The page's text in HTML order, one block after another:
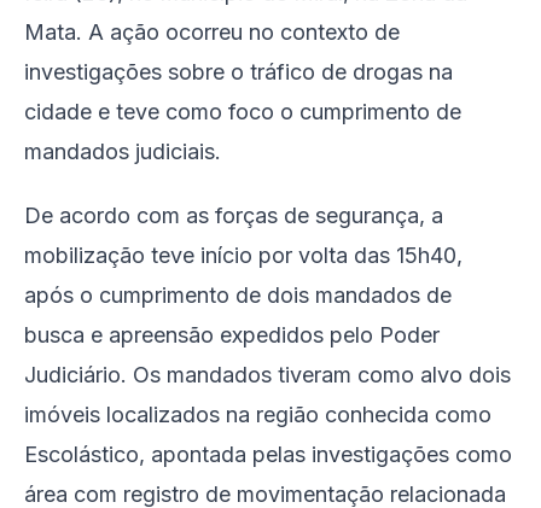
Mata. A ação ocorreu no contexto de
investigações sobre o tráfico de drogas na
cidade e teve como foco o cumprimento de
mandados judiciais.
De acordo com as forças de segurança, a
mobilização teve início por volta das 15h40,
após o cumprimento de dois mandados de
busca e apreensão expedidos pelo Poder
Judiciário. Os mandados tiveram como alvo dois
imóveis localizados na região conhecida como
Escolástico, apontada pelas investigações como
área com registro de movimentação relacionada